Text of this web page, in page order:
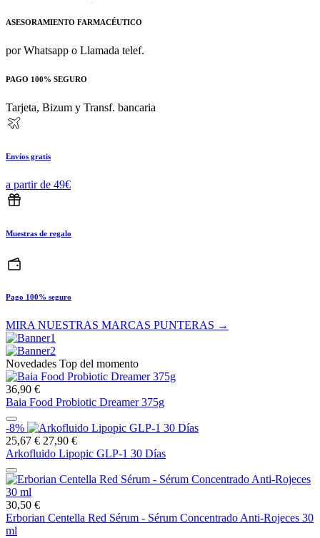
ASESORAMIENTO FARMACÉUTICO
por Whatsapp o Llamada telef.
PAGO 100% SEGURO
Tarjeta, Bizum y Transf. bancaria
Envíos gratis
a partir de 49€
Muestras de regalo
Pago 100% seguro
MIRA NUESTRAS MARCAS PUNTERAS →
Novedades Top del momento
36,90 €
Baia Food Probiotic Dreamer 375g
-8%
25,67 € 27,90 €
Arkofluido Lipopic GLP-1 30 Días
30,50 €
Erborian Centella Red Sérum - Sérum Concentrado Anti-Rojeces 30
ml